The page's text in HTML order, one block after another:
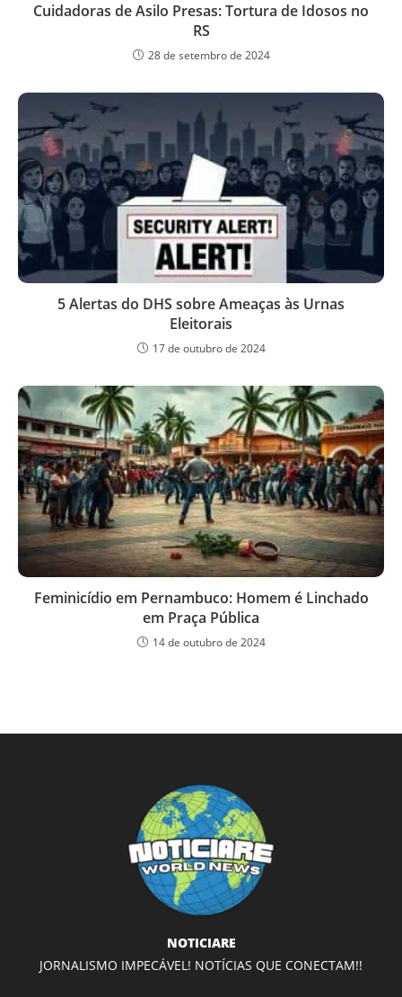
Cuidadoras de Asilo Presas: Tortura de Idosos no
RS
28 de setembro de 2024
5 Alertas do DHS sobre Ameaças às Urnas
Eleitorais
17 de outubro de 2024
Feminicídio em Pernambuco: Homem é Linchado
em Praça Pública
14 de outubro de 2024
NOTICIARE
JORNALISMO IMPECÁVEL! NOTÍCIAS QUE CONECTAM!!